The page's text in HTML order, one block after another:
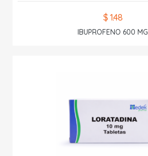
$ 1.48
IBUPROFENO 600 MG